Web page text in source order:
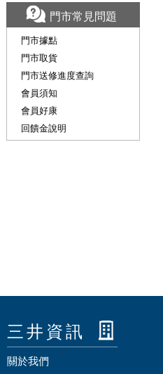
門市常見問題
門市據點
門市取貨
門市送修進度查詢
會員須知
會員好康
回饋金說明
三井資訊
關於我們